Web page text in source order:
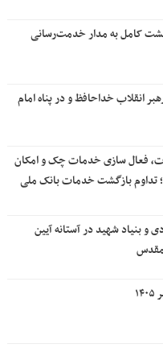
کامل به مدار خدمت‌رسانی
انقلاب خداحافظ و در پناه امام
فعال سازی خدمات چک و امکان
تداوم بازگشت خدمات بانک ملی
بنیاد شهید در آستانه آیین
مقدس